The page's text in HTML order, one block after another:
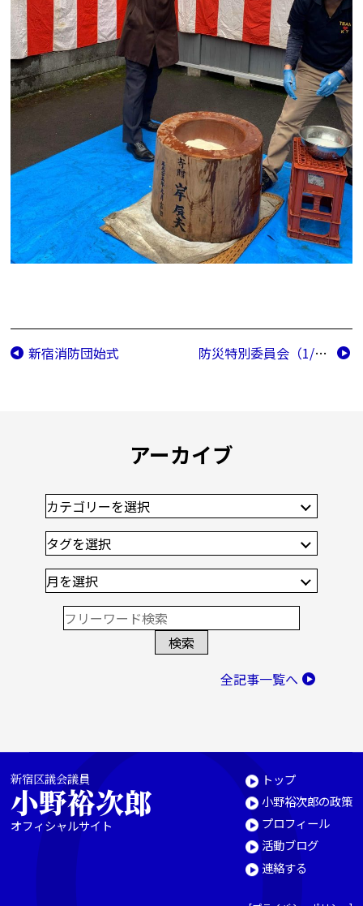
新宿消防団始式 防災特別委員会（1/17）
アーカイブ
全記事一覧へ
新宿区議会議員
小野裕次郎
オフィシャルサイト
トップ
小野裕次郎の政策
プロフィール
活動ブログ
連絡する